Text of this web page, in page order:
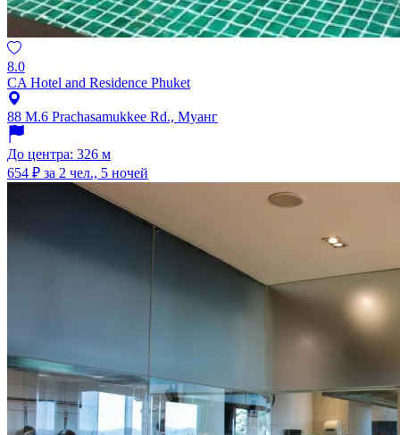
8.0
CA Hotel and Residence Phuket
88 M.6 Prachasamukkee Rd., Муанг
До центра: 326 м
654 ₽ за 2 чел., 5 ночей